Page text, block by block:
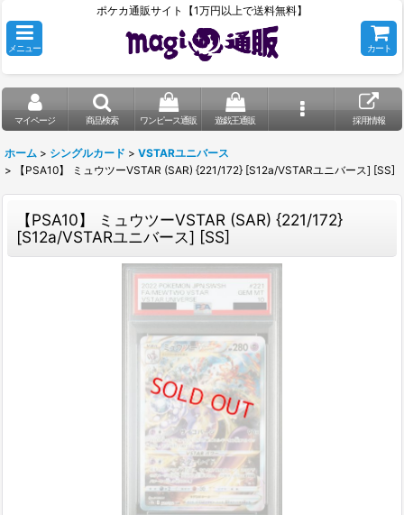
ポケカ通販サイト【1万円以上で送料無料】
メニュー カート
マイページ 商品検索 ワンピース通販 遊戯王通販 採用情報
ホーム > シングルカード > VSTARユニバース
>
【PSA10】 ミュウツーVSTAR (SAR) {221/172} [S12a/VSTARユニバース] [SS]
【PSA10】 ミュウツーVSTAR (SAR) {221/172}
[S12a/VSTARユニバース] [SS]